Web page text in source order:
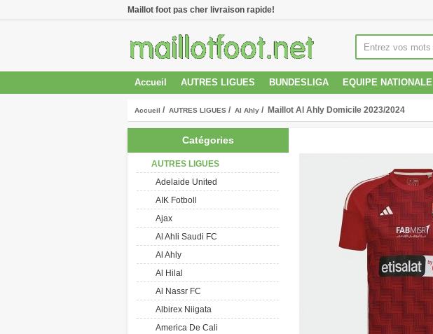
Maillot foot pas cher livraison rapide!
Accueil AUTRES LIGUES BUNDESLIGA EQUIPE NATIONALE
Accueil / AUTRES LIGUES / Al Ahly / Maillot Al Ahly Domicile 2023/2024
Catégories
AUTRES LIGUES
Adelaide United
AIK Fotboll
Ajax
Al Ahli Saudi FC
Al Ahly
Al Hilal
Al Nassr FC
Albirex Niigata
America De Cali